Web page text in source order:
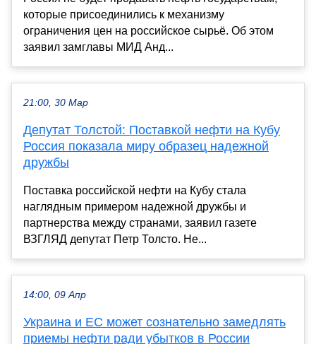
которые присоединились к механизму
ограничения цен на российское сырьё. Об этом
заявил замглавы МИД Анд...
21:00, 30 Мар
Депутат Толстой: Поставкой нефти на Кубу
Россия показала миру образец надежной
дружбы
Поставка российской нефти на Кубу стала
наглядным примером надежной дружбы и
партнерства между странами, заявил газете
ВЗГЛЯД депутат Петр Толсто. Не...
14:00, 09 Апр
Украина и ЕС может сознательно замедлять
приемы нефти ради убытков в России